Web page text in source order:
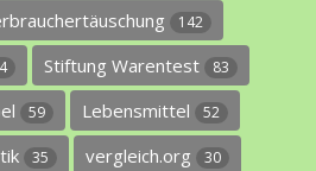
142
Stiftung Warentest 83
59 Lebensmittel 52
35 vergleich.org 30